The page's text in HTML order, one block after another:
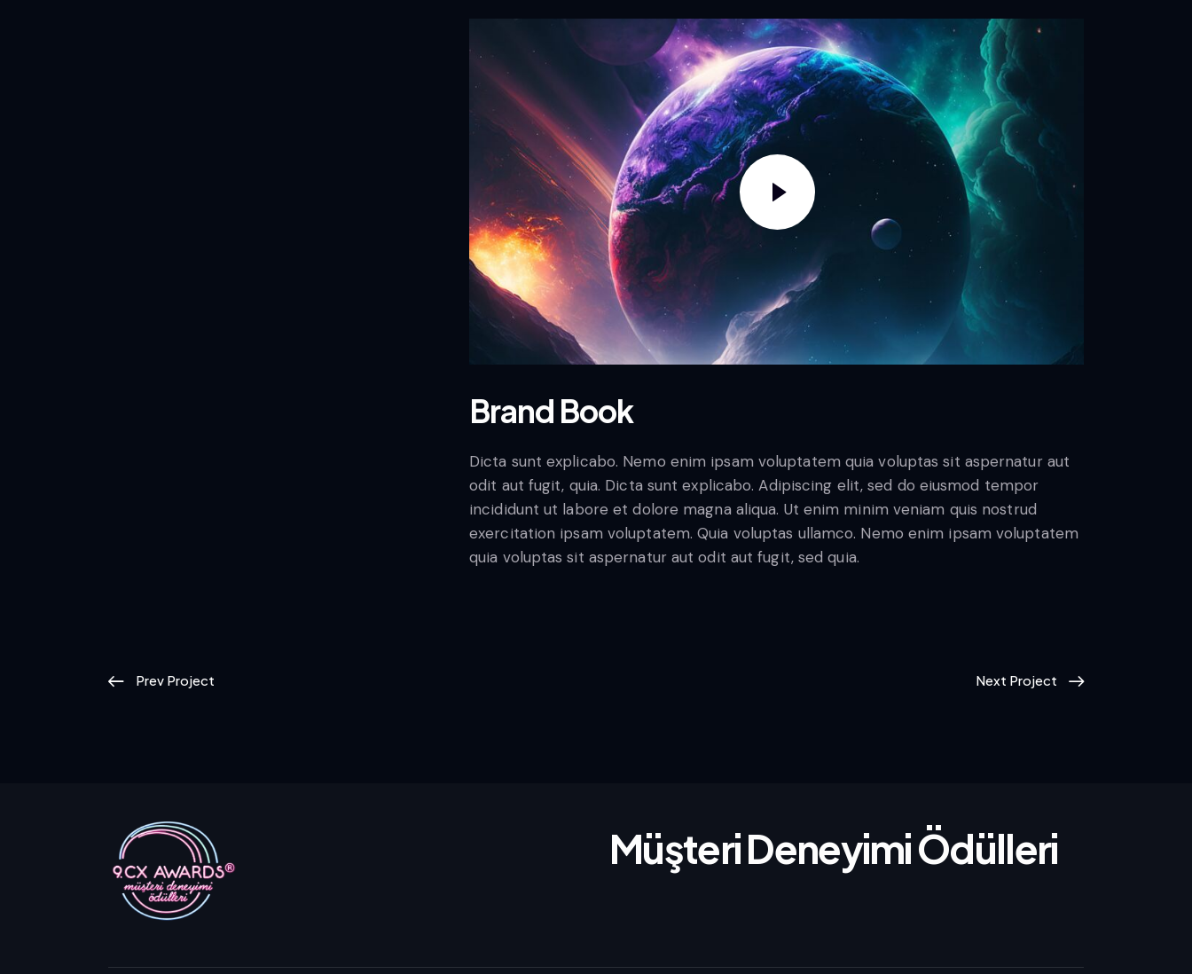
Brand Book
Dicta sunt explicabo. Nemo enim ipsam voluptatem quia voluptas sit aspernatur aut
odit aut fugit, quia. Dicta sunt explicabo. Adipiscing elit, sed do eiusmod tempor
incididunt ut labore et dolore magna aliqua. Ut enim minim veniam quis nostrud
exercitation ipsam voluptatem. Quia voluptas ullamco. Nemo enim ipsam voluptatem
quia voluptas sit aspernatur aut odit aut fugit, sed quia.
Prev Project Next Project
Müşteri Deneyimi Ödülleri